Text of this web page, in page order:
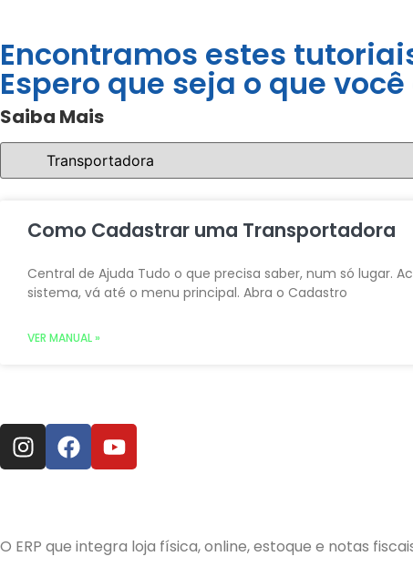
Encontramos estes
Espero que seja o que
Saiba Mais
Como Cadastrar uma Transportadora
Central de Ajuda Tudo o que precisa saber, num só lugar.
sistema, vá até o menu principal. Abra o Cadastro
VER MANUAL »
O ERP que integra loja física, online, estoque e notas